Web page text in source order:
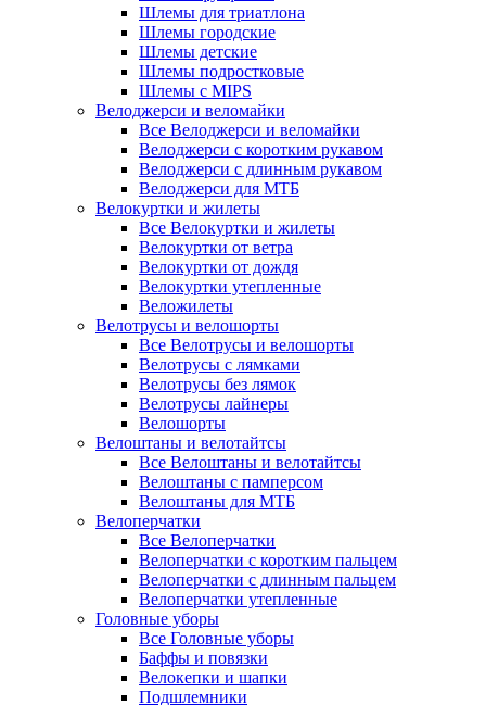
Шлемы для триатлона
Шлемы городские
Шлемы детские
Шлемы подростковые
Шлемы с MIPS
Велоджерси и веломайки
Все Велоджерси и веломайки
Велоджерси с коротким рукавом
Велоджерси с длинным рукавом
Велоджерси для МТБ
Велокуртки и жилеты
Все Велокуртки и жилеты
Велокуртки от ветра
Велокуртки от дождя
Велокуртки утепленные
Веложилеты
Велотрусы и велошорты
Все Велотрусы и велошорты
Велотрусы с лямками
Велотрусы без лямок
Велотрусы лайнеры
Велошорты
Велоштаны и велотайтсы
Все Велоштаны и велотайтсы
Велоштаны с памперсом
Велоштаны для МТБ
Велоперчатки
Все Велоперчатки
Велоперчатки с коротким пальцем
Велоперчатки с длинным пальцем
Велоперчатки утепленные
Головные уборы
Все Головные уборы
Баффы и повязки
Велокепки и шапки
Подшлемники